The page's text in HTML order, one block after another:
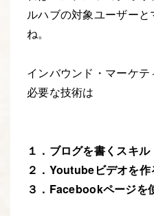
ルハブの対象ユーザー
ね。
インバウンド・マーケ
必要な技術は
１．ブログを書くスキル
２．Youtubeビデオを作
３．Facebookページを